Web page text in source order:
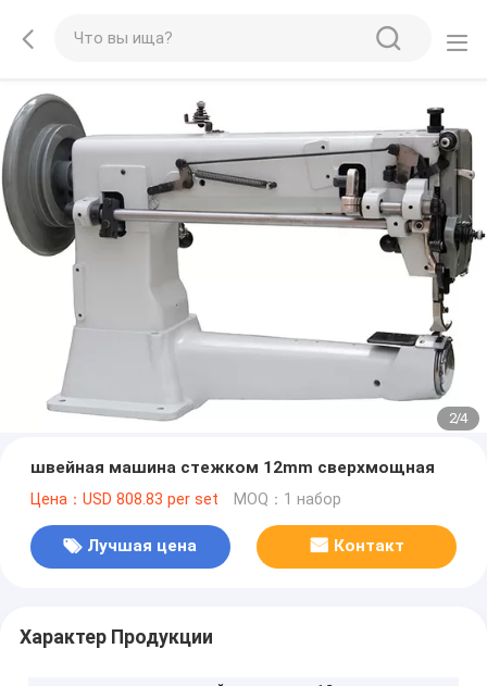
2/4
швейная машина стежком 12mm сверхмощная
Цена：USD 808.83 per set MOQ：1 набор
Лучшая цена Контакт
Характер Продукции